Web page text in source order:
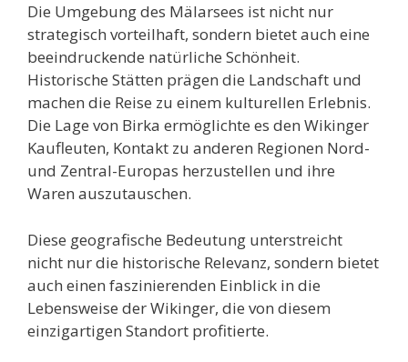
Die Umgebung des Mälarsees ist nicht nur
strategisch vorteilhaft, sondern bietet auch eine
beeindruckende natürliche Schönheit.
Historische Stätten prägen die Landschaft und
machen die Reise zu einem kulturellen Erlebnis.
Die Lage von Birka ermöglichte es den Wikinger
Kaufleuten, Kontakt zu anderen Regionen Nord-
und Zentral-Europas herzustellen und ihre
Waren auszutauschen.
Diese geografische Bedeutung unterstreicht
nicht nur die historische Relevanz, sondern bietet
auch einen faszinierenden Einblick in die
Lebensweise der Wikinger, die von diesem
einzigartigen Standort profitierte.